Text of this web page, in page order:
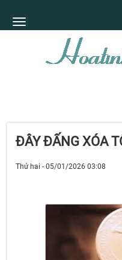
ĐÂY ĐẤNG XÓA
Thứ hai - 05/01/2026 03:08